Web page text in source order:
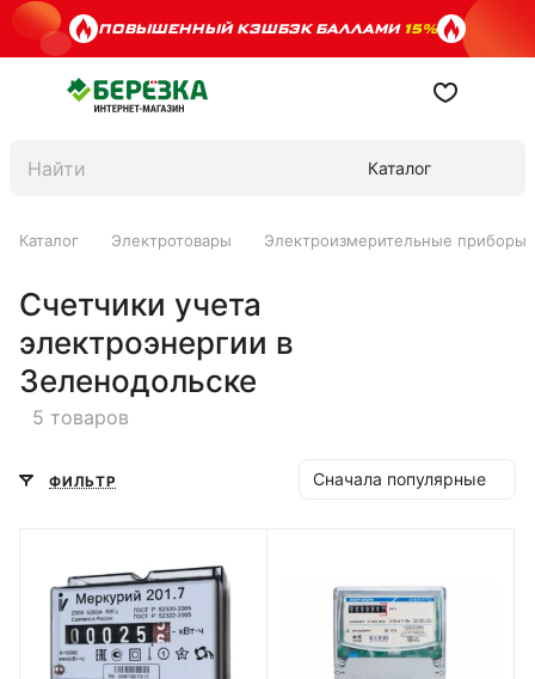
ПОВЫШЕННЫЙ КЭШБЭК БАЛЛАМИ15%
Каталог
Каталог Электротовары Электроизмерительные приборы
Счетчики учета
электроэнергии в
Зеленодольске
5 товаров
ФИЛЬТР Сначала популярные